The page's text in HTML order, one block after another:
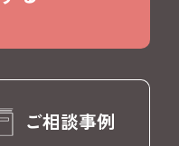
ご相談事例